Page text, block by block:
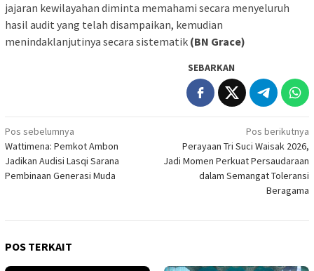
jajaran kewilayahan diminta memahami secara menyeluruh
hasil audit yang telah disampaikan, kemudian
menindaklanjutinya secara sistematik (BN Grace)
SEBARKAN
Navigasi
pos
Pos sebelumnya
Wattimena: Pemkot Ambon
Jadikan Audisi Lasqi Sarana
Pembinaan Generasi Muda
Pos berikutnya
Perayaan Tri Suci Waisak 2026,
Jadi Momen Perkuat Persaudaraan
dalam Semangat Toleransi
Beragama
POS TERKAIT